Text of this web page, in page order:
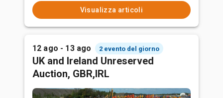
Visualizza articoli
12 ago - 13 ago 2 evento del giorno
UK and Ireland Unreserved
Auction, GBR,IRL